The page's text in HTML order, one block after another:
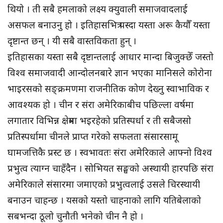
थियो । ती सबै हमलाको लक्ष्य क्युवाली समाजवादलाई
असफल बनाउनु हो । इतिहासभित्र पस्दा यस्ता अरू कैयौँ यस्ता
दृष्टान्त छन् । यी सबै वास्तविकता हुन् ।
इतिहासका यस्ता सबै दृष्टान्तलाई आधार मान्दा बिजुक्छेँ जस्तो
विश्व समाजवादी आन्दोलनबारे ज्ञान भएका मानिसले कोरोना
भाइरसको सङ्क्रमणमा राजनीतिक कोण देख्नु स्वाभाविक र
आवश्यक हो । चीन र संरा अमेरिकाबीच पछिल्ला वर्षमा
लगातार विभिन्न क्षेत्रमा भइरहेको प्रतिस्पर्धा र ती सबैजसो
प्रतिस्पर्धामा चीनले प्राप्त गरेको सफलता संसारसामू
घामजत्तिकै प्रस्ट छ । स्वभावतः संरा अमेरिकाले आफ्नो विश्व
प्रभुत्व त्याग्न चाहँदैन । सोभियत सङ्घको अस्थायी हारपछि संरा
अमेरिकाले संसारमा जमाएको प्रभुत्वलाई उसले चिरस्थायी
बनाउन चाहन्छ । यसको यस्तो चाहनाको लागि यतिबेलाको
सबभन्दा ठूलो चुनौती भनेको चीन नै हो ।